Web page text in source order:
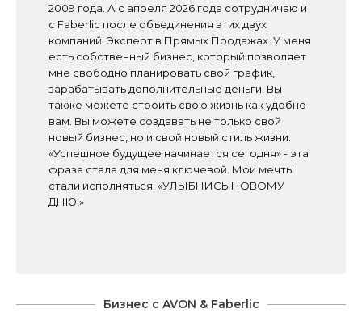
2009 года. А с апреля 2026 года сотрудничаю и
с Faberlic после объединения этих двух
компаний. Эксперт в Прямых Продажах. У меня
есть собственный бизнес, который позволяет
мне свободно планировать свой график,
зарабатывать дополнительные деньги. Вы
также можете строить свою жизнь как удобно
вам. Вы можете создавать не только свой
новый бизнес, но и свой новый стиль жизни.
«Успешное будущее начинается сегодня» - эта
фраза стала для меня ключевой. Мои мечты
стали исполняться. «УЛЫБНИСЬ НОВОМУ
ДНЮ!»
Бизнес с AVON & Faberlic